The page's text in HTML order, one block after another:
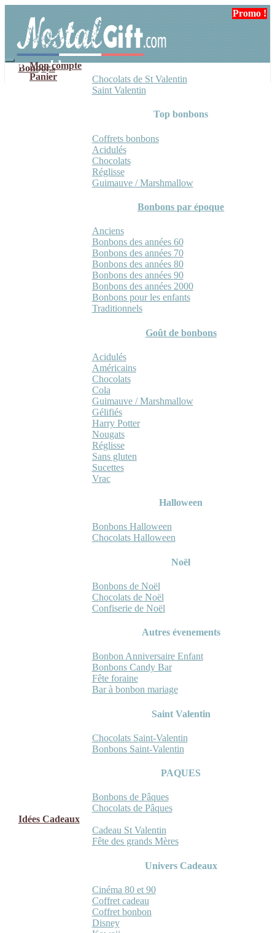
navigation
contenu
Mon compte
Panier
Bonbons
Chocolats de St Valentin
Saint Valentin
Top bonbons
Coffrets bonbons
Acidulés
Chocolats
Réglisse
Guimauve / Marshmallow
Bonbons par époque
Anciens
Bonbons des années 60
Bonbons des années 70
Bonbons des années 80
Bonbons des années 90
Bonbons des années 2000
Bonbons pour les enfants
Traditionnels
Goût de bonbons
Acidulés
Américains
Chocolats
Cola
Guimauve / Marshmallow
Gélifiés
Harry Potter
Nougats
Réglisse
Sans gluten
Sucettes
Vrac
Halloween
Bonbons Halloween
Chocolats Halloween
Noël
Bonbons de Noël
Chocolats de Noël
Confiserie de Noël
Autres évenements
Bonbon Anniversaire Enfant
Bonbons Candy Bar
Fête foraine
Bar à bonbon mariage
Saint Valentin
Chocolats Saint-Valentin
Bonbons Saint-Valentin
PAQUES
Bonbons de Pâques
Chocolats de Pâques
Idées Cadeaux
Cadeau St Valentin
Fête des grands Mères
Univers Cadeaux
Cinéma 80 et 90
Coffret cadeau
Coffret bonbon
Disney
Promo !